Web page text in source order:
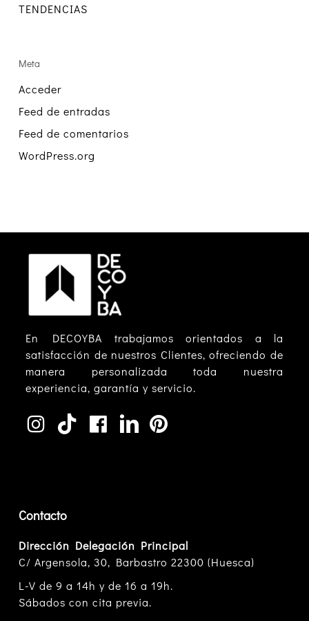
TENDENCIAS
Meta
Acceder
Feed de entradas
Feed de comentarios
WordPress.org
En DECOYBA trabajamos orientados a la
satisfacción de nuestros Clientes, ofreciendo de
manera personalizada toda nuestra
experiencia, garantía y servicio.
Contacto
Dirección Delegación Principal
C/ Argensola, 30, Barbastro 22300 (Huesca)
L-V de 9 a 14h y de 16 a 19h.
Sábados con cita previa.